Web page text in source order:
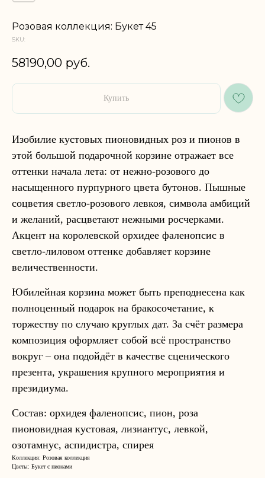
Розовая коллекция: Букет 45
SKU:
58190,00 руб.
Купить
Изобилие кустовых пионовидных роз и пионов в
этой большой подарочной корзине отражает все
оттенки начала лета: от нежно-розового до
насыщенного пурпурного цвета бутонов. Пышные
соцветия светло-розового левкоя, символа амбиций
и желаний, расцветают нежными росчерками.
Акцент на королевской орхидее фаленопсис в
светло-лиловом оттенке добавляет корзине
величественности.
Юбилейная корзина может быть преподнесена как
полноценный подарок на бракосочетание, к
торжеству по случаю круглых дат. За счёт размера
композиция оформляет собой всё пространство
вокруг – она подойдёт в качестве сценического
презента, украшения крупного мероприятия и
президиума.
Состав: орхидея фаленопсис, пион, роза
пионовидная кустовая, лизиантус, левкой,
озотамнус, аспидистра, спирея
Коллекция: Розовая коллекция
Цветы: Букет с пионами